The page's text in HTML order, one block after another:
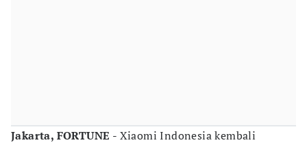
Jakarta, FORTUNE - Xiaomi Indonesia kembali